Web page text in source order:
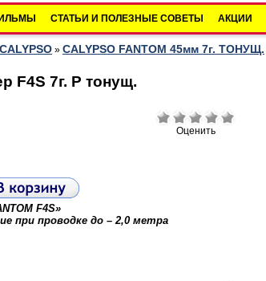
СТАТЬИ И ПОЛЕЗНЫЕ СОВЕТЫ АКЦИИ
» CALYPSO FANTOM 45мм 7г. ТОНУЩ.
F4S 7г. P тонущ.
Оценить
F4S»
при проводке до – 2,0 метра